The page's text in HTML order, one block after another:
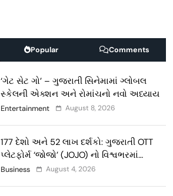
Popular Comments
‘ગેટ સેટ ગો’ – ગુજરાતી સિનેમામાં ગ્લોબલ
સ્કેલની એક્શન અને રોમાંચનો નવો અધ્યાય
Entertainment August 8, 2026
177 દેશો અને 52 લાખ દર્શકો: ગુજરાતી OTT
પ્લેટફોર્મ ‘જોજો’ (JOJO) નો વિશ્વભરમાં
દબદબો
Business August 4, 2026